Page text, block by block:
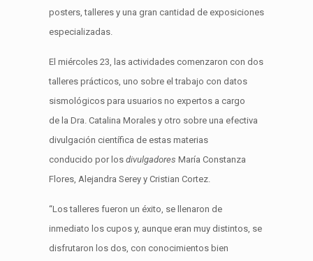
posters, talleres y una gran cantidad de exposiciones
especializadas.
El miércoles 23, las actividades comenzaron con dos
talleres prácticos, uno sobre el trabajo con datos
sismológicos para usuarios no expertos a cargo
de la Dra. Catalina Morales y otro sobre una efectiva
divulgación científica de estas materias
conducido por los divulgadores María Constanza
Flores, Alejandra Serey y Cristian Cortez.
“Los talleres fueron un éxito, se llenaron de
inmediato los cupos y, aunque eran muy distintos, se
disfrutaron los dos, con conocimientos bien